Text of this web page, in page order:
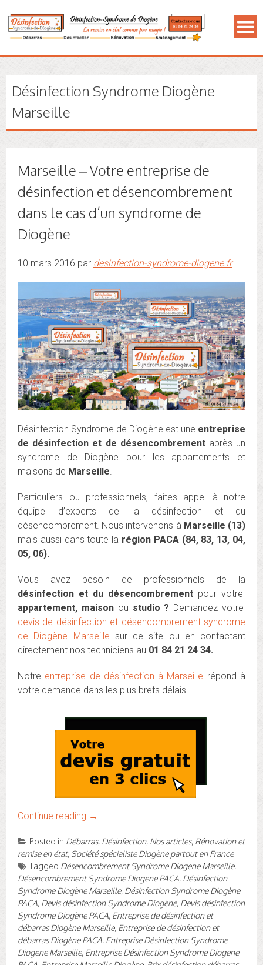
Désinfection Syndrome Diogène
Marseille
Marseille – Votre entreprise de
désinfection et désencombrement
dans le cas d’un syndrome de
Diogène
10 mars 2016 par desinfection-syndrome-diogene.fr
Désinfection Syndrome de Diogène est une entreprise
de désinfection et de désencombrementaprès un
syndrome de Diogène pour les appartements et
maisons de Marseille.
Particuliers ou professionnels, faites appel à notre
équipe d’experts de la désinfection et du
désencombrement. Nous intervenons à Marseille (13)
mais aussi dans toute la région PACA (84, 83, 13, 04,
05, 06).
Vous avez besoin de professionnels de la
désinfection et du désencombrement pour votre
appartement, maison ou studio ? Demandez votre
devis de désinfection et désencombrement syndrome
de Diogène Marseille sur ce site ou en contactant
directement nos techniciens au 01 84 21 24 34.
Notre entreprise de désinfection à Marseille répond à
votre demande dans les plus brefs délais.
Continue reading →
Posted in Débarras, Désinfection, Nos articles, Rénovation et
remise en état, Société spécialiste Diogène partout en France
Tagged Désencombrement Syndrome Diogene Marseille,
Désencombrement Syndrome Diogene PACA, Désinfection
Syndrome Diogène Marseille, Désinfection Syndrome Diogène
PACA, Devis désinfection Syndrome Diogène, Devis désinfection
Syndrome Diogène PACA, Entreprise de désinfection et
débarras Diogène Marseille, Entreprise de désinfection et
débarras Diogène PACA, Entreprise Désinfection Syndrome
Diogene Marseille, Entreprise Désinfection Syndrome Diogene